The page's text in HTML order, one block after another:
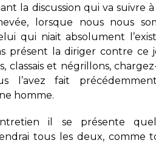
la discussion qui va suivre
lorsque nous nous
qui niait absolument
présent la diriger contre ce
classais et négrillons,
l’avez fait
homme.
il se présente
tous les deux, comme